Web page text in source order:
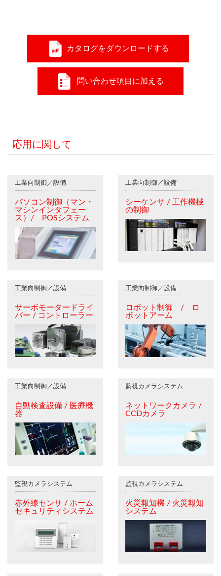
カタログをダウンロードする
問い合わせ項目に加える
応用に関して
工業向制御／設備
パソコン制御（マン・
マシンインタフェー
ス）/ POSシステム
工業向制御／設備
シーケンサ / 工作機械
の制御
工業向制御／設備
サーボモータードライ
バー / コントローラー
工業向制御／設備
ロボット制御 / ロ
ボットアーム
工業向制御／設備
自動検査設備 / 医療機
器
監視カメラシステム
ネットワークカメラ /
CCDカメラ
監視カメラシステム
赤外線センサ / ホーム
セキュリティシステム
監視カメラシステム
火災報知機 / 火災報知
システム